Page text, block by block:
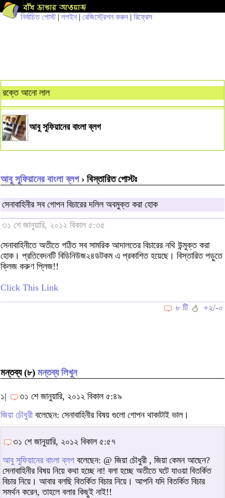
নির্বাচিত পোস্ট| লগইন | রেজিস্ট্রেশন করুন | রিফ্রেস
রক্তে আনো লাল
আবু সুফিয়ানের বাংলা ব্লগ
আবু সুফিয়ানের বাংলা ব্লগ› বিস্তারিত পোস্টঃ
সেনাবাহিনীর সব গোপন বিচারের দলিল অবমুক্ত করা হোক
৩১ শে জানুয়ারি, ২০১২ বিকাল ৫:৩৫
সেনাবাহিনীতে অতীতে গঠিত সব সামরিক আদালতের বিচারের নথি উন্মুক্ত করা
হোক। প্রতিবেদনটি বিডিনিউজ২৪ডটকম এ প্রকাশিত হয়েছে। বিস্তারিত পড়ুতে
ক্লিজ করুণ প্লিজ!!
Click This Link
৮ টি
+২/-০
মন্তব্য (৮) মন্তব্য লিখুন
১|
৩১ শে জানুয়ারি, ২০১২ বিকাল ৫:৪৯
জিয়া চৌধুরীবলেছেন: সেনাবাহিনীর বিষয় গুলো গোপন থাকাটাই ভাল।
৩১ শে জানুয়ারি, ২০১২ বিকাল ৫:৫৭
আবু সুফিয়ানের বাংলা ব্লগ বলেছেন: @ জিয়া চৌধুরী , জিয়া কেমন আছেন?
সেনাবাহিনীর বিষয় নিয়ে কথা হচ্ছে না! বলা হচ্ছে অতীতে ঘটে যাওয়া বিতর্কিত
বিচার নিয়ে। আবার বলছি বিতর্কিত বিচার নিয়ে। আপনি যদি বিতর্কিত বিচার
সমর্থন করেন, তাহলে বলার কিছুই নাই!!